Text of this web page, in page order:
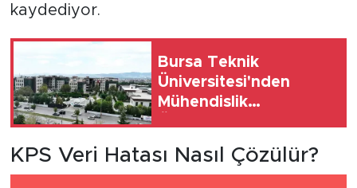
kaydediyor.
Bursa Teknik
Üniversitesi'nden
Mühendislik
Proje Eğitimi
KPS Veri Hatası Nasıl Çözülür?